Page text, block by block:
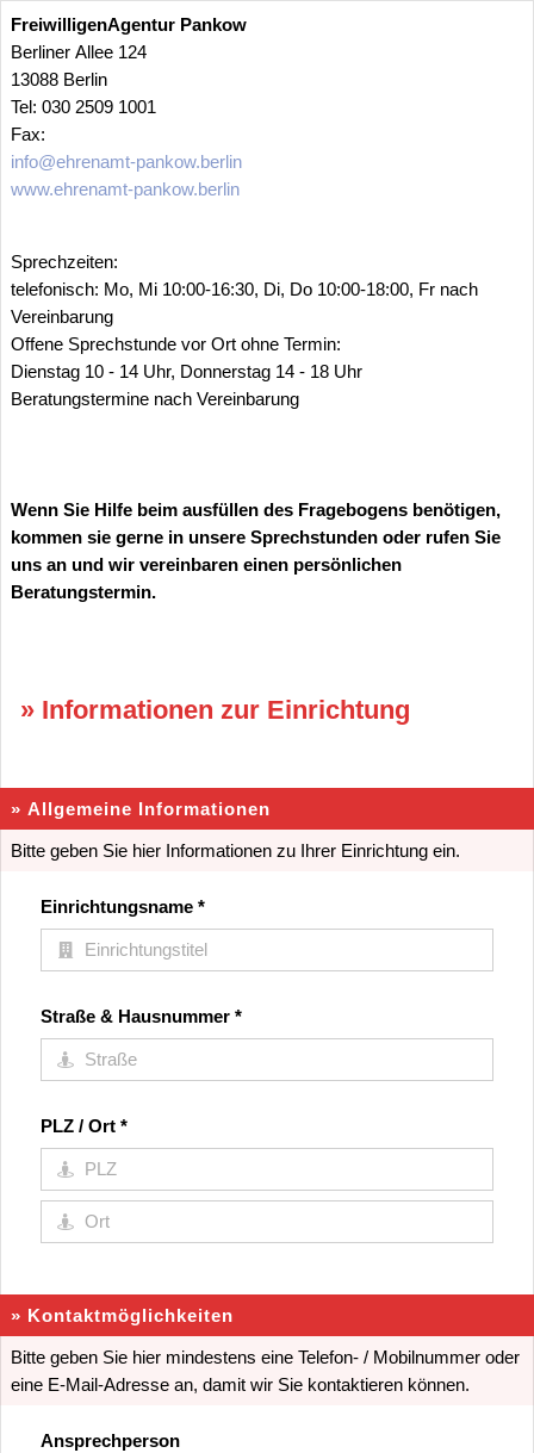
FreiwilligenAgentur Pankow
Berliner Allee 124
13088 Berlin
Tel: 030 2509 1001
Fax:
info@ehrenamt-pankow.berlin
www.ehrenamt-pankow.berlin
Sprechzeiten:
telefonisch: Mo, Mi 10:00-16:30, Di, Do 10:00-18:00, Fr nach
Vereinbarung
Offene Sprechstunde vor Ort ohne Termin:
Dienstag 10 - 14 Uhr, Donnerstag 14 - 18 Uhr
Beratungstermine nach Vereinbarung
Wenn Sie Hilfe beim ausfüllen des Fragebogens benötigen,
kommen sie gerne in unsere Sprechstunden oder rufen Sie
uns an und wir vereinbaren einen persönlichen
Beratungstermin.
» Informationen zur Einrichtung
» Allgemeine Informationen
Bitte geben Sie hier Informationen zu Ihrer Einrichtung ein.
Einrichtungsname *
Straße & Hausnummer *
PLZ / Ort *
» Kontaktmöglichkeiten
Bitte geben Sie hier mindestens eine Telefon- / Mobilnummer oder
eine E-Mail-Adresse an, damit wir Sie kontaktieren können.
Ansprechperson